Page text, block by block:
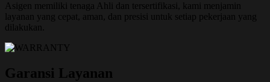
Asigen memiliki tenaga Ahli dan tersertifikasi, kami menjamin
layanan yang cepat, aman, dan presisi untuk setiap pekerjaan yang
dilakukan.
Garansi Layanan